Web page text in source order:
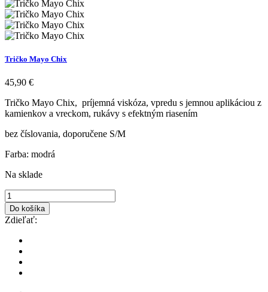
Tričko Mayo Chix
45,90 €
Tričko Mayo Chix, príjemná viskóza, vpredu s jemnou aplikáciou z
kamienkov a vreckom, rukávy s efektným riasením
bez číslovania, doporučene S/M
Farba: modrá
Na sklade
Do košíka
Zdieľať: